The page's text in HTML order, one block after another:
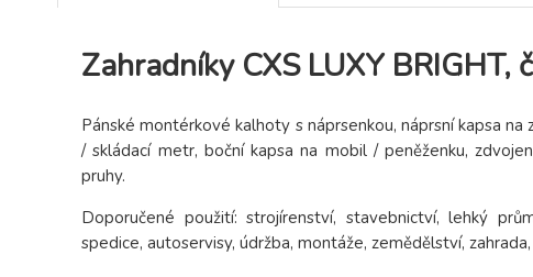
Zahradníky CXS LUXY BRIGHT,
Pánské montérkové kalhoty s náprsenkou, náprsní kapsa
/ skládací metr, boční kapsa na mobil / peněženku,
pruhy.
Doporučené použití: strojírenství, stavebnictví, lehký
spedice, autoservisy, údržba, montáže, zemědělství,